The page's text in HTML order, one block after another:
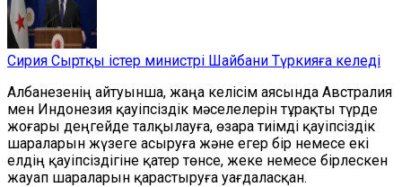
Сирия Сыртқы істер министрі Шайбани Түркияға келеді
Албанезенің айтуынша, жаңа келісім аясында Австралия
мен Индонезия қауіпсіздік мәселелерін тұрақты түрде
жоғары деңгейде талқылауға, өзара тиімді қауіпсіздік
шараларын жүзеге асыруға және егер бір немесе екі
елдің қауіпсіздігіне қатер төнсе, жеке немесе бірлескен
жауап шараларын қарастыруға уағдаласқан.